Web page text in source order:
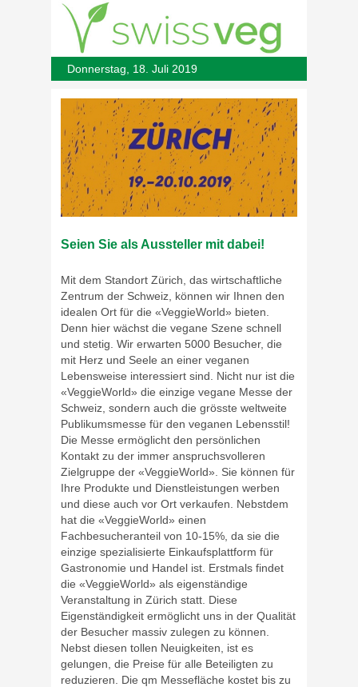
Donnerstag, 18. Juli 2019
Seien Sie als Aussteller mit dabei!
Mit dem Standort Zürich, das wirtschaftliche
Zentrum der Schweiz, können wir Ihnen den
idealen Ort für die «VeggieWorld» bieten.
Denn hier wächst die vegane Szene schnell
und stetig. Wir erwarten 5000 Besucher, die
mit Herz und Seele an einer veganen
Lebensweise interessiert sind. Nicht nur ist die
«VeggieWorld» die einzige vegane Messe der
Schweiz, sondern auch die grösste weltweite
Publikumsmesse für den veganen Lebensstil!
Die Messe ermöglicht den persönlichen
Kontakt zu der immer anspruchsvolleren
Zielgruppe der «VeggieWorld». Sie können für
Ihre Produkte und Dienstleistungen werben
und diese auch vor Ort verkaufen. Nebstdem
hat die «VeggieWorld» einen
Fachbesucheranteil von 10-15%, da sie die
einzige spezialisierte Einkaufsplattform für
Gastronomie und Handel ist. Erstmals findet
die «VeggieWorld» als eigenständige
Veranstaltung in Zürich statt. Diese
Eigenständigkeit ermöglicht uns in der Qualität
der Besucher massiv zulegen zu können.
Nebst diesen tollen Neuigkeiten, ist es
gelungen, die Preise für alle Beteiligten zu
reduzieren. Die qm Messefläche kostet bis zu